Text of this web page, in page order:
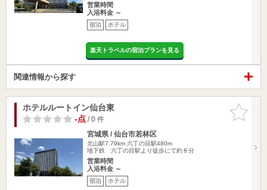
営業時間
入浴料金 ～
宿泊 ホテル
楽天トラベルの宿泊プランを見る
関連情報から探す
お気に入
りに追加
ホテルルートイン仙台東
-点/ 0 件
宮城県 / 仙台市若林区
北山駅7.79km 六丁の目駅480m
地下鉄 六丁の目駅より徒歩にて約８分
営業時間
入浴料金 ～
宿泊 ホテル